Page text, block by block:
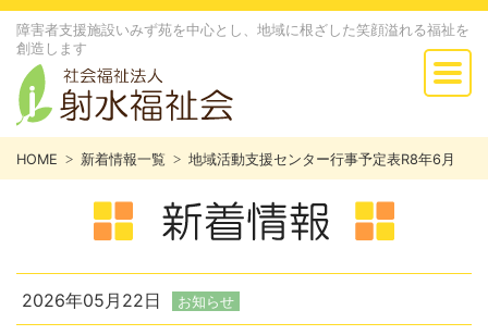
障害者支援施設いみず苑を中心とし、地域に根ざした笑顔溢れる福祉を
創造します
HOME 新着情報一覧 地域活動支援センター行事予定表R8年6月
2026年05月22日 お知らせ